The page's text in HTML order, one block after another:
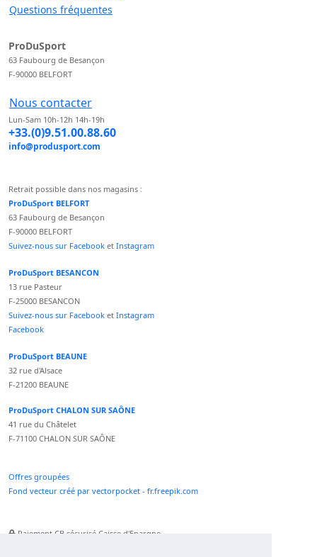
Questions fréquentes
ProDuSport
63 Faubourg de Besançon
F-90000 BELFORT
Nous contacter
Lun-Sam 10h-12h 14h-19h
+33.(0)9.51.00.88.60
info@produsport.com
Retrait possible dans nos magasins :
ProDuSport BELFORT
63 Faubourg de Besançon
F-90000 BELFORT
Suivez-nous sur Facebook et Instagram
ProDuSport BESANCON
13 rue Pasteur
F-25000 BESANCON
Suivez-nous sur Facebook et Instagram
Facebook
ProDuSport BEAUNE
32 rue d'Alsace
F-21200 BEAUNE
ProDuSport CHALON SUR SAÔNE
41 rue du Châtelet
F-71100 CHALON SUR SAÔNE
Offres groupées
Fond vecteur créé par vectorpocket - fr.freepik.com
Paiement CB sécurisé Caisse d'Epargne